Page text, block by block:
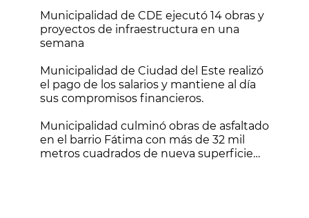
Municipalidad de CDE ejecutó 14 obras y
proyectos de infraestructura en una
semana
Municipalidad de Ciudad del Este realizó
el pago de los salarios y mantiene al día
sus compromisos financieros.
Municipalidad culminó obras de asfaltado
en el barrio Fátima con más de 32 mil
metros cuadrados de nueva superficie